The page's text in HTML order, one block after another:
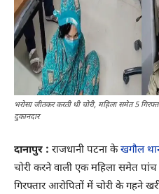
भरोसा जीतकर करती थी चोरी, महिला समेत 5
दुकानदार
दानापुर : राजधानी पटना केखगौल
चोरी करने वाली एक महिला समेत पांच
गिरफ्तार आरोपितों में चोरी के गहने